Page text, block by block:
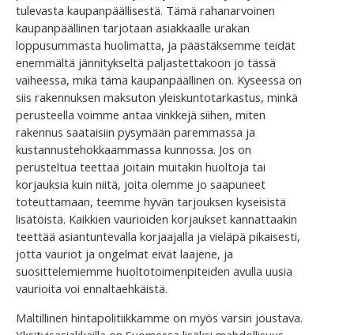
tulevasta kaupanpäällisestä. Tämä rahanarvoinen
kaupanpäällinen tarjotaan asiakkaalle urakan
loppusummasta huolimatta, ja päästäksemme teidät
enemmältä jännitykseltä paljastettakoon jo tässä
vaiheessa, mikä tämä kaupanpäällinen on. Kyseessä on
siis rakennuksen maksuton yleiskuntotarkastus, minkä
perusteella voimme antaa vinkkejä siihen, miten
rakennus saataisiin pysymään paremmassa ja
kustannustehokkaammassa kunnossa. Jos on
perusteltua teettää joitain muitakin huoltoja tai
korjauksia kuin niitä, joita olemme jo saapuneet
toteuttamaan, teemme hyvän tarjouksen kyseisistä
lisätöistä. Kaikkien vaurioiden korjaukset kannattaakin
teettää asiantuntevalla korjaajalla ja vieläpä pikaisesti,
jotta vauriot ja ongelmat eivät laajene, ja
suosittelemiemme huoltotoimenpiteiden avulla uusia
vaurioita voi ennaltaehkäistä.
Maltillinen hintapolitiikkamme on myös varsin joustava.